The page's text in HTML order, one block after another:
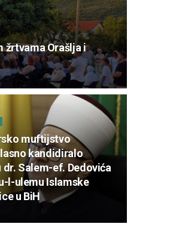
žrtvama Orašlja i
muftijstvo
kandidiralo
Salem-ef. Dedovića
l-ulemu Islamske
u BiH